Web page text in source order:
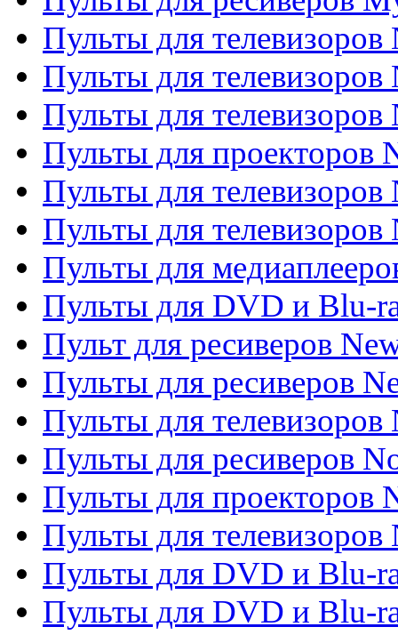
Пульты для телевизоров
Пульты для телевизоров
Пульты для телевизоров
Пульты для проекторов
Пульты для телевизоров
Пульты для телевизоров
Пульты для
Пульты для DVD и Blu-
Пульт для ресиверов
Пульты для ресиверов
Пульты для телевизоров
Пульты для ресиверов
Пульты для проекторов
Пульты для телевизоров
Пульты для DVD и Blu-
Пульты для DVD и Blu-